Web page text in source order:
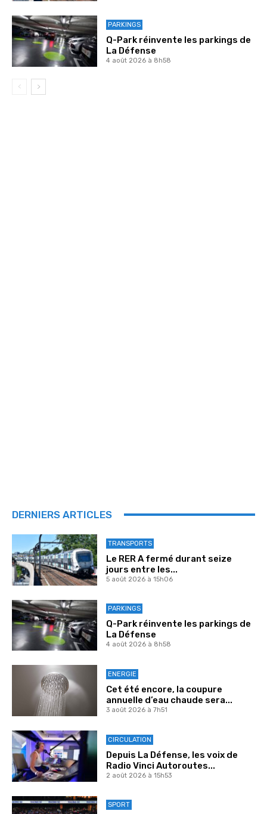
PARKINGS
Q-Park réinvente les parkings de
La Défense
4 août 2026 à 8h58
DERNIERS ARTICLES
TRANSPORTS
Le RER A fermé durant seize
jours entre les...
5 août 2026 à 15h06
PARKINGS
Q-Park réinvente les parkings de
La Défense
4 août 2026 à 8h58
ENERGIE
Cet été encore, la coupure
annuelle d’eau chaude sera...
3 août 2026 à 7h51
CIRCULATION
Depuis La Défense, les voix de
Radio Vinci Autoroutes...
2 août 2026 à 15h53
SPORT